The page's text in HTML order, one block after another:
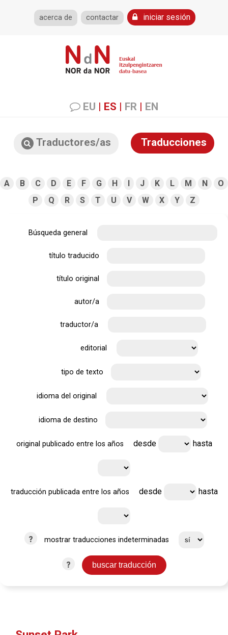
acerca de contactar iniciar sesión
EU | ES | FR | EN
Traductores/as Traducciones
A B C D E F G H I J K L M N
O
P
Q R S T U V W X Y Z
Búsqueda general
título traducido
título original
autor/a
traductor/a
editorial
tipo de texto
idioma del original
idioma de destino
original publicado entre los años desde hasta
traducción publicada entre los años desde hasta
? mostrar traducciones indeterminadas
?